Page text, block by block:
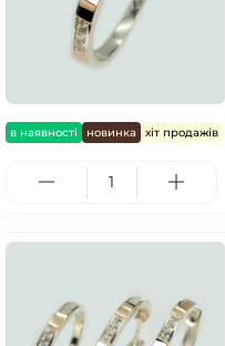
в наявності новинка хіт продажів